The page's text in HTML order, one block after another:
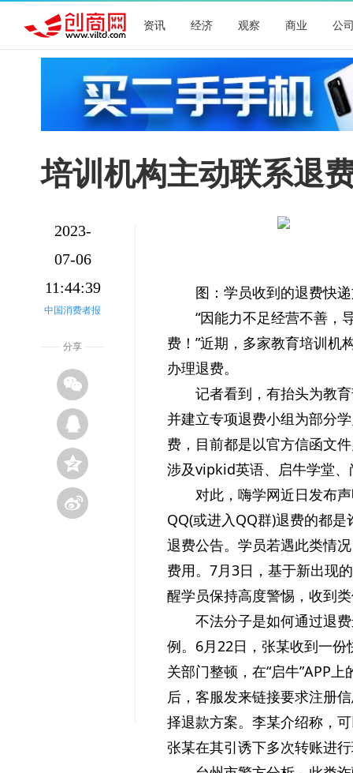
资讯 经济 观察 商业 公
培训机构主动联系退
2023-
07-06
11:44:39
中国消费者报
分享
图：学员收到的退费快
“因能力不足经营不善，
费！”近期，多家教育培训机
办理退费。
记者看到，有抬头为教
并建立专项退费小组为部分
费，目前都是以官方信函文
涉及vipkid英语、启牛学堂
对此，嗨学网近日发布
QQ(或进入QQ群)退费的都
退费公告。学员若遇此类情
费用。7月3日，基于新出现
醒学员保持高度警惕，收到
不法分子是如何通过退
例。6月22日，张某收到一
关部门整顿，在“启牛”APP
后，客服发来链接要求注册
择退款方案。李某介绍称，
张某在其引诱下多次转账进